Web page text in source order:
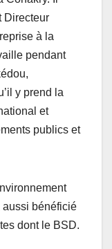
Directeur
à la
pendant
y prend la
et
publics et
aussi bénéficié
dont le BSD.